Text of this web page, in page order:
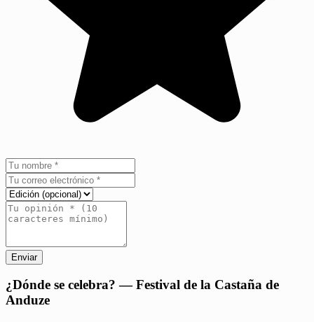
Enviar
¿Dónde se celebra? — Festival de la Castaña de
Anduze